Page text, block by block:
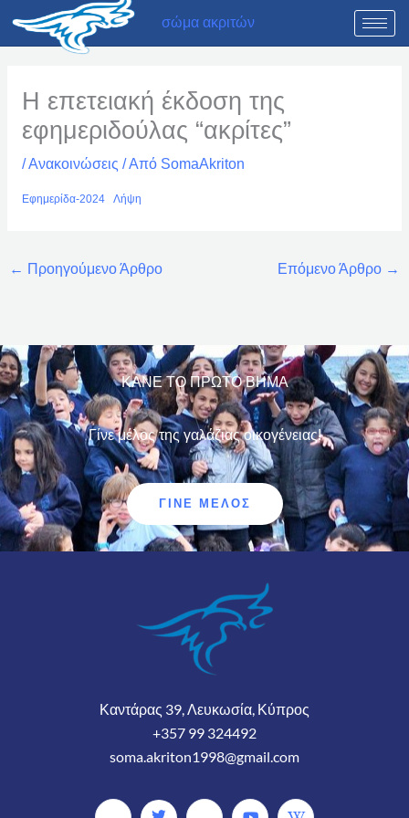
Μετάβαση
σώμα ακριτών
Η επετειακή έκδοση της
εφημεριδούλας “ακρίτες”
/Ανακοινώσεις / Από SomaAkriton
Εφημερίδα-2024 Λήψη
← Προηγούμενο Άρθρο Επόμενο Άρθρο →
ΚΑΝΕ ΤΟ ΠΡΩΤΟ ΒΗΜΑ
Γίνε μέλος της γαλάζιας οικογένειας!
ΓΊΝΕ ΜΈΛΟΣ
Καντάρας 39, Λευκωσία, Κύπρος
+357 99 324492
soma.akriton1998@gmail.com